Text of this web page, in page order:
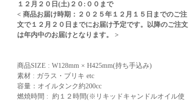
１２月２０日(土)２０:００まで
< 商品お届け時期：２０２５年１２月１５日までのご注
文で１２月２０日までにお届け予定です。以降のご注文
は年内中のお届けとなります。 >
商品SIZE : W128mm × H425mm(持ち手込み)
素材 : ガラス・ブリキ etc
容量：オイルタンク約200cc
燃焼時間 : 約１２時間(※リキッドキャンドルオイル使